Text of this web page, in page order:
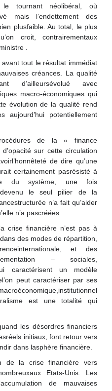
tournant néolibéral, où
mais l’endettement des
plusfaible. Au total, le plus
croit, contrairementaux
.
tout le résultat immédiat
créances. La qualité
d’ailleursévolué avec
macro-économiques qui
évolution de la qualité rend
aujourd’hui potentiellement
de la « finance
sur cette circulation
de dire qu’une
certainement pasrésisté à
du système, une fois
devenu le seul pilier de la
n’a fait qu’aider
n’a pascréées.
crise financière n’est pas à
des modes de répartition,
et des
– sociales,
caractérisent un modèle
peut caractériser par ses
est une totalité qui
les désordres financiers
initiaux, font retour vers
dans lasphère financière.
de la crise financière vers
Etats-Unis. Les
de mauvaises